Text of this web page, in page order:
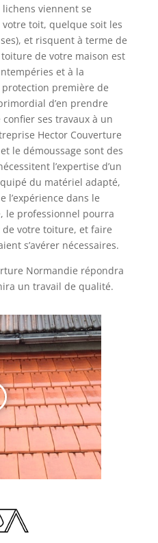
viennent se
toit, quelque soit les
et risquent à terme de
de votre maison est
et à la
première de
d’en prendre
ses travaux à un
Hector Couverture
le démoussage sont des
l’expertise d’un
du matériel adapté,
l’expérience dans le
le professionnel pourra
de votre toiture, et faire
s’avérer nécessaires.
Normandie répondra
un travail de qualité.